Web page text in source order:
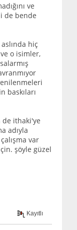
ve
de bende
hiç
o isimler,
baskıları
de ithaki'ye
adıyla
var
şöyle güzel
Kayıtlı